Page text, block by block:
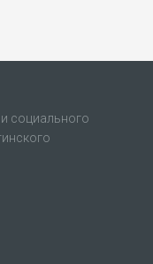
социального